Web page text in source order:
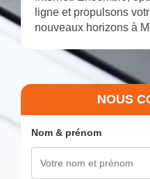
ligne et propulsons
nouveaux horizons à
NOUS
Nom & prénom